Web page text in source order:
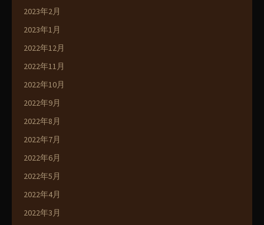
2023年2月
2023年1月
2022年12月
2022年11月
2022年10月
2022年9月
2022年8月
2022年7月
2022年6月
2022年5月
2022年4月
2022年3月